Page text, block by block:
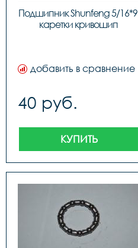
Подшипник Shunfeng 5/16*9
каретки кривошип
добавить в сравнение
40 руб.
КУПИТЬ